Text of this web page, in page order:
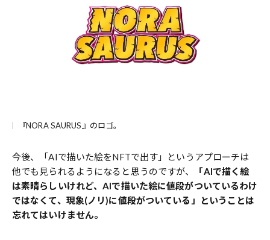
『NORA SAURUS』のロゴ。
今後、「AIで描いた絵をNFTで出す」というアプローチは
他でも見られるようになると思うのですが、
「AIで描く絵
は素晴らしいけれど、AIで描いた絵に値段がついているわけ
ではなくて、現象(ノリ)に値段がついている」ということは
忘れてはいけません。